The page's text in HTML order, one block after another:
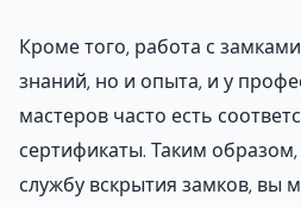
Кроме того, работа с
знаний, но и опыта, и у
мастеров часто есть
сертификаты. Таким
службу вскрытия замков, вы